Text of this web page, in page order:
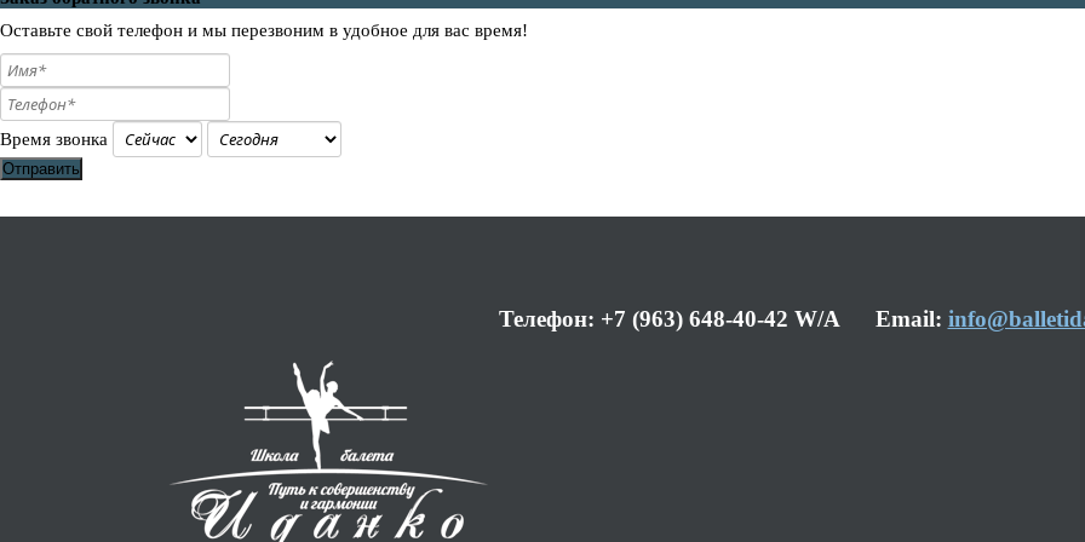
Оставьте свой телефон и мы перезвоним в удобное для вас время!
Время звонка
Отправить
Телефон: +7 (963) 648-40-42 W/A Email: